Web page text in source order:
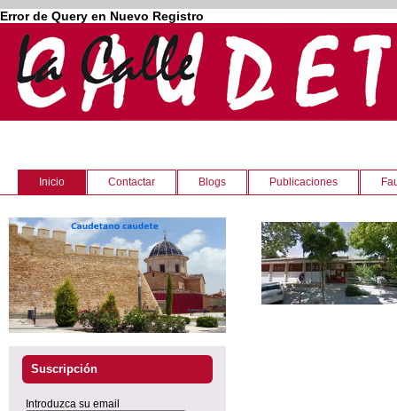
Error de Query en Nuevo Registro
Inicio Contactar Blogs Publicaciones
Suscripción
Introduzca su email